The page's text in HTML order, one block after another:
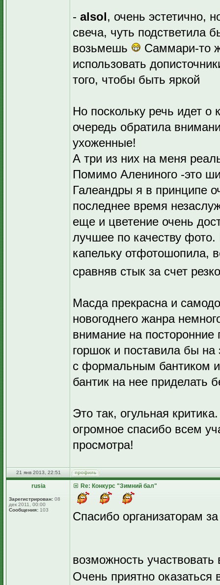
- alsol, очень эстетично,
свеча, чуть подстветила
возьмешь
Саммари-то
использовать
того, чтобы быть яркой
Но поскольку речь идет
очередь обратила
ухоженные!
А три из них на меня
Помимо Алениного -это
Галеандры я в принципе
последнее время
еще и цветение очень
лучшее по качеству
капельку отфотошопила,
сравняв стык за счет
Масда прекрасна и
новогоднего жанра
внимание на
горшок и поставила бы
с формальным бантиком
бантик на нее приделать
Это так, огульная
огромное спасибо всем
просмотра!
21 янв 2013, 22:51
rusia
Зарегистрирован: 08
дек 2011, 00:00
Сообщения: 103
Re: Конкурс "Зимний бал"
Спасибо организаторам
возможность
Очень приятно оказаться